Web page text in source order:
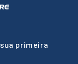
primeira